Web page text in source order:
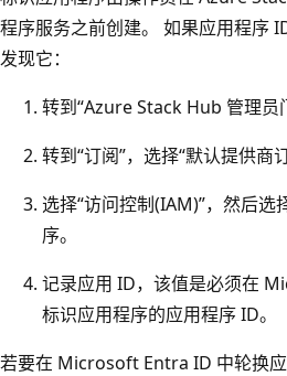
程序服务之前创建。 如果应用程序
发现它：
转到“Azure Stack Hub 管理员
转到“订阅”，选择“默认提供商订
选择“访问控制(IAM)”，然后选
序。
记录应用 ID，该值是必须在
标识应用程序的应用程序 ID。
若要在 Microsoft Entra ID 中轮换